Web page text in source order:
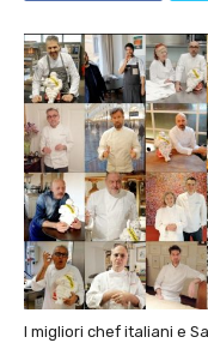
I migliori chef italiani e